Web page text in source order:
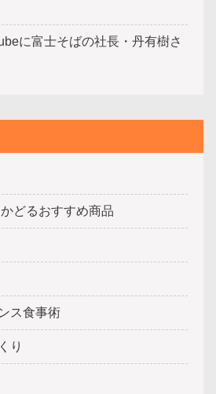
に富士そばの社長・丹有樹さ
どるおすすめ商品
ス食事術
り